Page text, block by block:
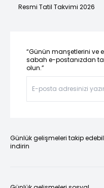
Resmi Tatil Takvimi 2026
“Günün manşetlerini ve
sabah e-postanızdan
olun.”
Günlük gelişmeleri takip
indirin